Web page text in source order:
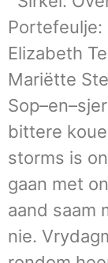
Portefeulje:
Elizabeth
Mariëtte
bittere
storms is
gaan met
aand saam
nie.